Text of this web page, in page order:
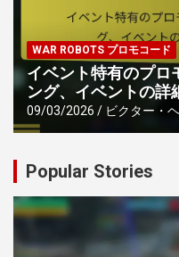
WAR ROBOTS プロモコード
イベント特有のプロ
ング、イベントの詳
09/03/2026 ビクター・
Popular Stories